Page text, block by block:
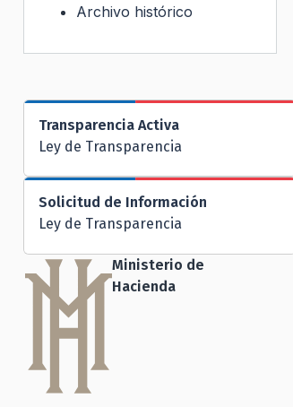
Archivo histórico
Transparencia Activa
Ley de Transparencia
Solicitud de Información
Ley de Transparencia
Ministerio de
Hacienda